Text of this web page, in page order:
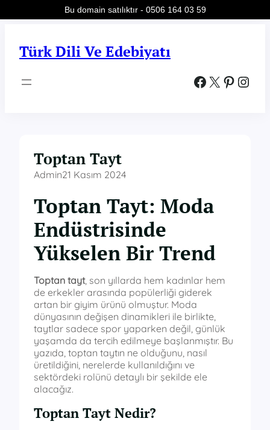
Türk Dili Ve Edebiyatı
Facebook X Pinterest Instagram
Toptan Tayt
Admin21 Kasım 2024
Toptan Tayt: Moda
Endüstrisinde
Yükselen Bir Trend
Toptan tayt, son yıllarda hem kadınlar hem
de erkekler arasında popülerliği giderek
artan bir giyim ürünü olmuştur. Moda
dünyasının değişen dinamikleri ile birlikte,
taytlar sadece spor yaparken değil, günlük
yaşamda da tercih edilmeye başlanmıştır. Bu
yazıda, toptan taytın ne olduğunu, nasıl
üretildiğini, nerelerde kullanıldığını ve
sektördeki rolünü detaylı bir şekilde ele
alacağız.
Toptan Tayt Nedir?
Bu domain satılıktır - 0506 164 03 59